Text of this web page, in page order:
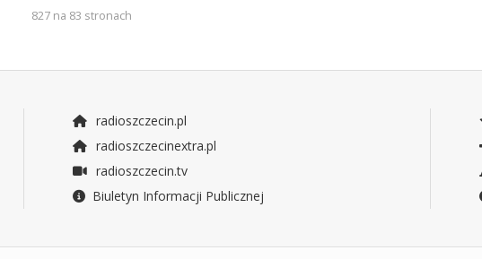
827 na 83 stronach
radioszczecin.pl
radioszczecinextra.pl
radioszczecin.tv
Biuletyn Informacji Publicznej